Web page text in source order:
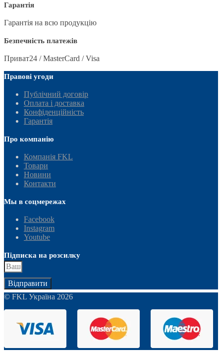
Гарантія
Гарантія на всю продукцію
Безпечність платежів
Приват24 / MasterCard / Visa
Правові угоди
Публічний договір
Оплата і доставка
Конфіденційність
Гарантія
Про компанію
Компанія FKL
Товари
Новини
Контакти
Мы в соцмережах
Facebook
Instagram
Youtube
Підписка на розсилку
Відправити
© FKL Україна 2026